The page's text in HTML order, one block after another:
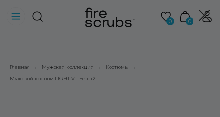
Главная → Мужская коллекция → Костюмы →
Мужской костюм LIGHT V.1 Белый